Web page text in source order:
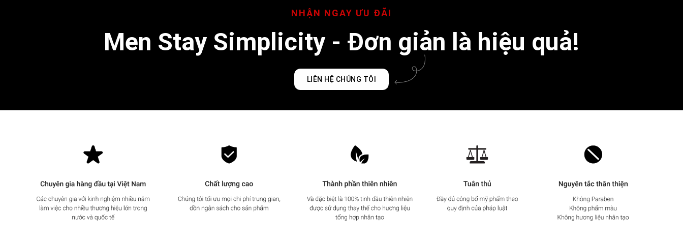
NHẬN NGAY ƯU ĐÃI
Men Stay Simplicity - Đơn giản là hiệu quả!
LIÊN HỆ CHÚNG TÔI